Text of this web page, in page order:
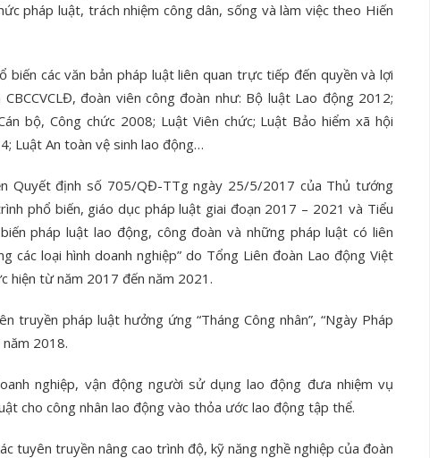
pháp luật, trách nhiệm công dân, sống và làm việc theo Hiến
biến các văn bản pháp luật liên quan trực tiếp đến quyền và lợi
đoàn viên công đoàn như: Bộ luật Lao động 2012;
bộ, Công chức 2008; Luật Viên chức; Luật Bảo hiểm xã hội
Luật An toàn vệ sinh lao động…
Quyết định số 705/QĐ-TTg ngày 25/5/2017 của Thủ tướng
phổ biến, giáo dục pháp luật giai đoạn 2017 – 2021 và Tiểu
pháp luật lao động, công đoàn và những pháp luật có liên
các loại hình doanh nghiệp” do Tổng Liên đoàn Lao động Việt
hiện từ năm 2017 đến năm 2021.
truyền pháp luật hưởng ứng “Tháng Công nhân”, “Ngày Pháp
năm 2018.
nghiệp, vận động người sử dụng lao động đưa nhiệm vụ
cho công nhân lao động vào thỏa ước lao động tập thể.
tuyên truyền nâng cao trình độ, kỹ năng nghề nghiệp của đoàn